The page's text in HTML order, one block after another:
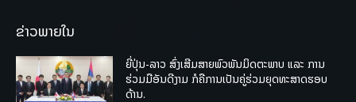
ຂ່າວພາຍໃນ
ຍີ່ປຸ່ນ-ລາວ ສົ່ງເສີມສາຍພົວພັນມິດຕະພາບ ແລະ ການ
ຮ່ວມມືອັນດີງາມ ກໍຄືການເປັນຄູ່ຮ່ວມຍຸດທະສາດຮອບ
ດ້ານ.